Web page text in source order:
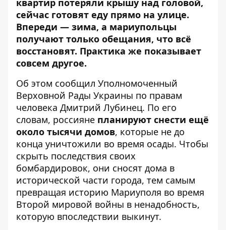
квартир потеряли крышу над головой,
сейчас готовят еду прямо на улице.
Впереди — зима, а мариупольцы
получают только обещания, что всё
восстановят. Практика же показывает
совсем другое.
Об этом сообщил Уполномоченный
Верховной Рады Украины по правам
человека Дмитрий Лубинец. По его
словам, россияне планируют снести ещё
около тысячи домов, которые не до
конца уничтожили во время осады. Чтобы
скрыть последствия своих
бомбардировок, они сносят дома в
исторической части города, тем самым
превращая историю Мариуполя во время
Второй мировой войны в ненадобность,
которую впоследствии выкинут.